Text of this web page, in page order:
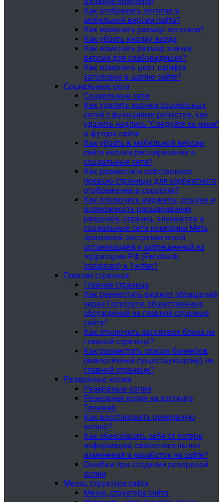
Как отобразить логотип в
мобильной версии сайта?
Как изменить размер логотипа?
Как убрать кнопку входа
Как изменить размер значка
версии для слабовидящих?
Как изменить цвет шрифта
заголовка в шапке сайте?
Социальные сети
Социальные сети
Как удалить иконки социальных
сетей с функциями репостов, как
удалить надпись "Следуйте за нами"
в футере сайта
Как убрать в мобильной версии
сайта иконки расшаривания в
социальные сети?
Как разместить собственное
превью страницы для корректного
отображения в соцсетях?
Как отключить виджеты, ссылки и
возможность расшаривания
разделов, страниц, элементов в
социальные сети компании Meta,
признаной экстремистской
организацией и запрещенной на
территории РФ (Facebook,
Instagram) и Twitter?
Главная страница
Главная страница
Как разместить виджет обращений
через Госуслуги, общественных
обсуждений на главной странице
сайта?
Как отключить заголовок блока на
главной странице?
Как разместить список баннеров
(аналогичный существующему) на
главной странице?
Резервные копии
Резервные копии
Резервная копия на хостинге
Timeweb
Как восстановить резервную
копию?
Как обезопасить себя от потери
информации, самостоятельных
изменений и наработок на сайте?
Ошибки при создании резервной
копии
Меню, структура сайта
Меню, структура сайта